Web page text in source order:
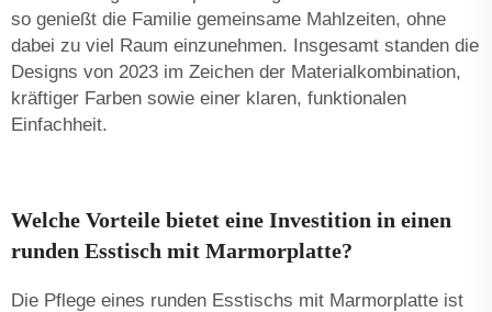
so genießt die Familie gemeinsame Mahlzeiten, ohne
dabei zu viel Raum einzunehmen. Insgesamt standen die
Designs von 2023 im Zeichen der Materialkombination,
kräftiger Farben sowie einer klaren, funktionalen
Einfachheit.
Welche Vorteile bietet eine Investition in einen
runden Esstisch mit Marmorplatte?
Die Pflege eines runden Esstischs mit Marmorplatte ist